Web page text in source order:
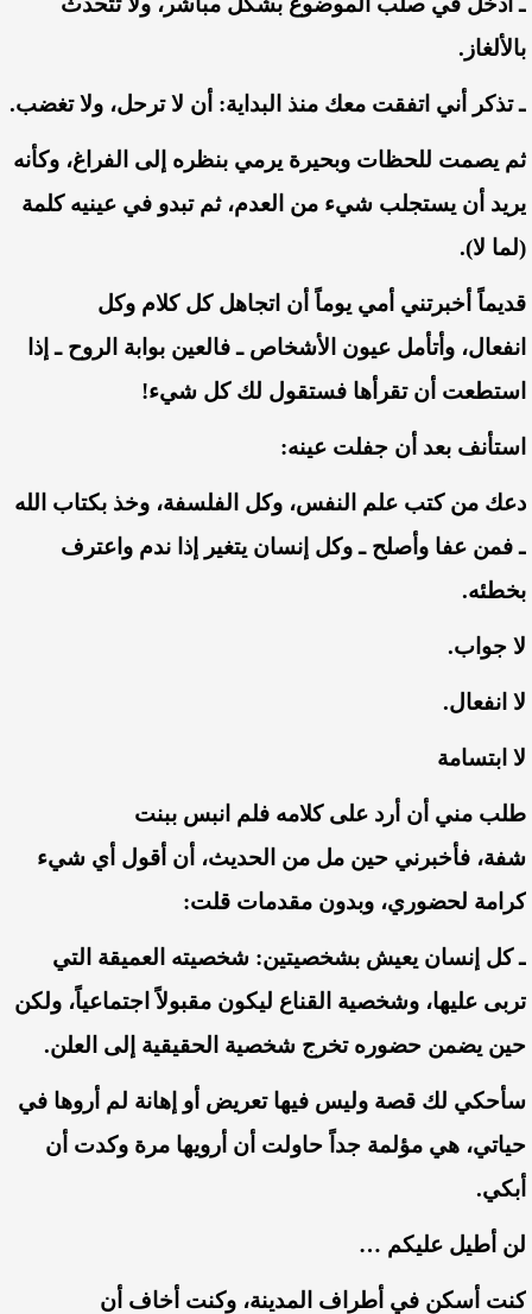
بالألغاز .
ـ تذكر أني اتفقت معك منذ البداية: أن لا ترحل، ولا تغضب.
ثم يصمت للحظات وبحيرة يرمي بنظره إلى الفراغ، وكأنه
يريد أن يستجلب شيء من العدم،ثم تبدو في عينيه كلمة
(لما لا).
قديماً أخبرتني أمي يوماً أن اتجاهل كل كلام وكل
انفعال، وأتأمل عيون الأشخاصـ فالعين بوابة الروح ـ إذا
استطعت أن تقرأها فستقول لككل شيء!
استأنف بعد أن جفلت عينه:
دعك من كتب علم النفس، وكل الفلسفة، وخذ بكتاب الله
ـ فمن عفا وأصلح ـ وكل إنسان يتغير إذا ندم واعترف
بخطئه.
لا جواب.
لا انفعال.
لا ابتسامة
طلب مني أن أرد على كلامه فلم انبس ببنت
شفة، فأخبرني حين مل من الحديث، أن أقول أي شيء
كرامة لحضوري، وبدون مقدمات قلت:
ـ كل إنسان يعيش بشخصيتين: شخصيته العميقة التي
تربى عليها، وشخصية القناع ليكون مقبولاً اجتماعياً، ولكن
حين يضمن حضورهتخرج شخصية الحقيقية إلى العلن.
سأحكي لك قصة وليس فيها تعريض أو إهانة لم أروها في
حياتي، هي مؤلمة جداً حاولت أن أرويها مرة وكدت أن
أبكي.
لن أطيل عليكم …
كنت أسكن في أطراف المدينة، وكنت أخاف أن